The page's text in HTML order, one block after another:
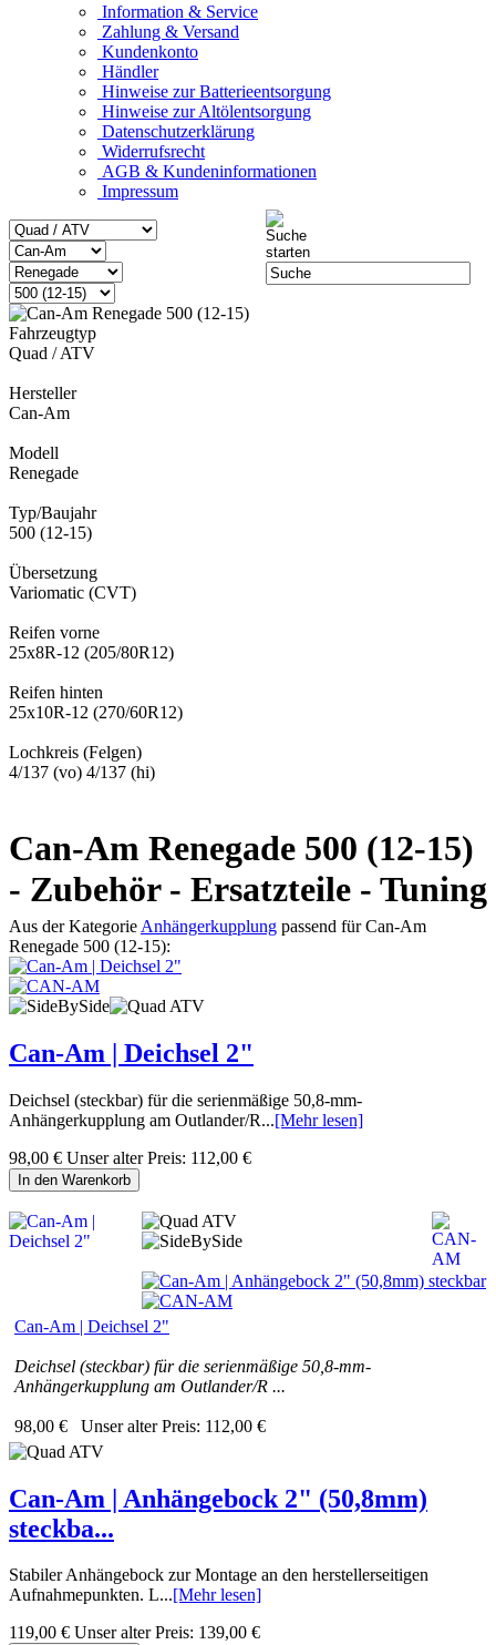
Information & Service
Zahlung & Versand
Kundenkonto
Händler
Hinweise zur Batterieentsorgung
Hinweise zur Altölentsorgung
Datenschutzerklärung
Widerrufsrecht
AGB & Kundeninformationen
Impressum
Fahrzeugtyp
Quad / ATV
Hersteller
Can-Am
Modell
Renegade
Typ/Baujahr
500 (12-15)
Übersetzung
Variomatic (CVT)
Reifen vorne
25x8R-12 (205/80R12)
Reifen hinten
25x10R-12 (270/60R12)
Lochkreis (Felgen)
4/137 (vo) 4/137 (hi)
Can-Am Renegade 500 (12-15)
- Zubehör - Ersatzteile - Tuning
Aus der Kategorie Anhängerkupplung passend für Can-Am
Renegade 500 (12-15):
Can-Am | Deichsel 2"
Deichsel (steckbar) für die serienmäßige 50,8-mm-
Anhängerkupplung am Outlander/R...[Mehr lesen]
98,00 € Unser alter Preis: 112,00 €
In den Warenkorb
Can-Am | Deichsel 2"
Deichsel (steckbar) für die serienmäßige 50,8-mm-
Anhängerkupplung am Outlander/R ...
98,00 € Unser alter Preis: 112,00 €
Can-Am | Anhängebock 2" (50,8mm)
steckba...
Stabiler Anhängebock zur Montage an den herstellerseitigen
Aufnahmepunkten. L...[Mehr lesen]
119,00 € Unser alter Preis: 139,00 €